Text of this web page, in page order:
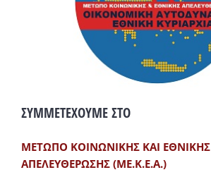
ΣΥΜΜΕΤΕΧΟΥΜΕ ΣΤΟ
ΜΕΤΩΠΟ ΚΟΙΝΩΝΙΚΗΣ ΚΑΙ ΕΘΝΙΚΗΣ
ΑΠΕΛΕΥΘΕΡΩΣΗΣ (ΜΕ.Κ.Ε.Α.)